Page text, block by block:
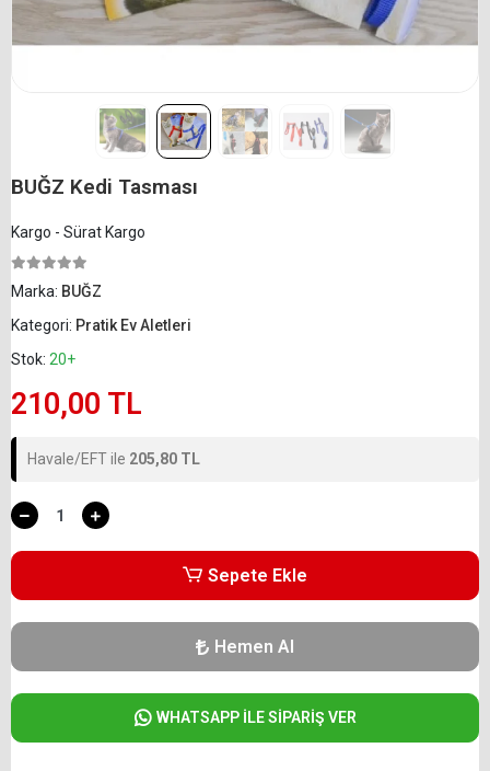
BUĞZ Kedi Tasması
Kargo - Sürat Kargo
Marka: BUĞZ
Kategori: Pratik Ev Aletleri
Stok: 20+
210,00 TL
Havale/EFT ile 205,80 TL
Sepete Ekle
Hemen Al
WHATSAPP İLE SİPARİŞ VER